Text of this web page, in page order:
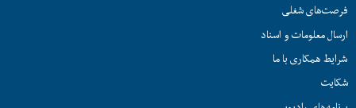
فرصت‌های شغلی
ارسال معلومات و اسناد
شرایط همکاری با ما
شکایت